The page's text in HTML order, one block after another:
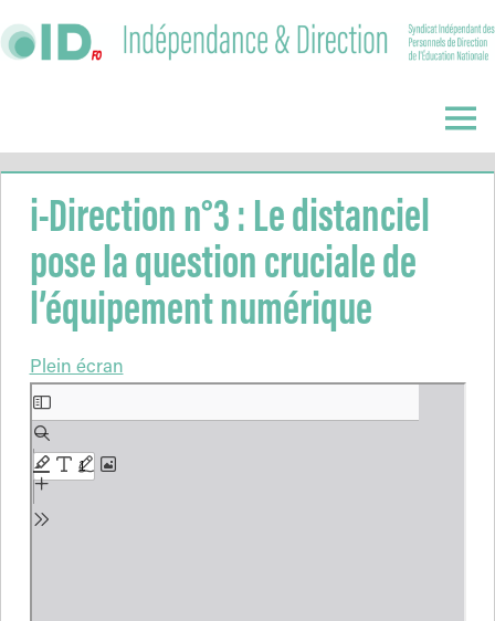
to
Direction
Menu
i-Direction n°3 : Le distanciel
pose la question cruciale de
l’équipement numérique
Plein écran
Aller
au
contenu
PDF